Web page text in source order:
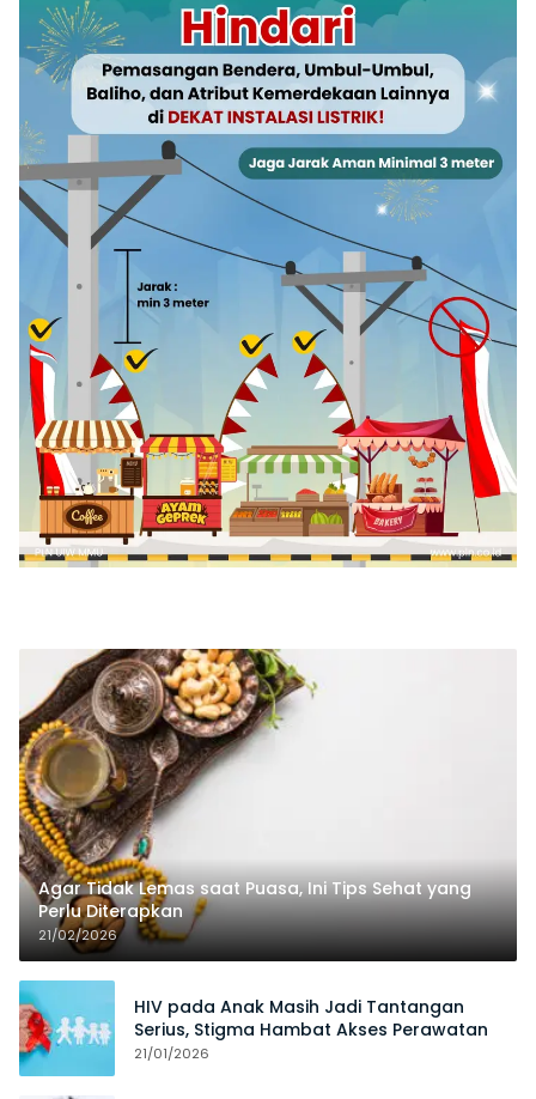
Agar Tidak Lemas saat Puasa, Ini Tips Sehat yang
Perlu Diterapkan
21/02/2026
HIV pada Anak Masih Jadi Tantangan
Serius, Stigma Hambat Akses Perawatan
21/01/2026